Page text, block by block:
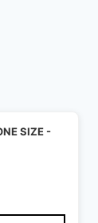
SIZE -